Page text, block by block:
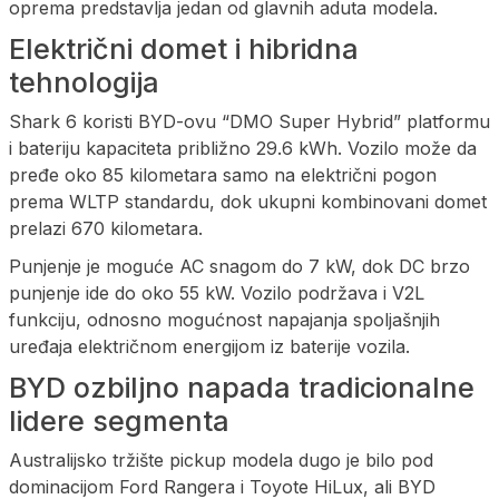
oprema predstavlja jedan od glavnih aduta modela.
Električni domet i hibridna
tehnologija
Shark 6 koristi BYD-ovu “DMO Super Hybrid” platformu
i bateriju kapaciteta približno 29.6 kWh. Vozilo može da
pređe oko 85 kilometara samo na električni pogon
prema WLTP standardu, dok ukupni kombinovani domet
prelazi 670 kilometara.
Punjenje je moguće AC snagom do 7 kW, dok DC brzo
punjenje ide do oko 55 kW. Vozilo podržava i V2L
funkciju, odnosno mogućnost napajanja spoljašnjih
uređaja električnom energijom iz baterije vozila.
BYD ozbiljno napada tradicionalne
lidere segmenta
Australijsko tržište pickup modela dugo je bilo pod
dominacijom Ford Rangera i Toyote HiLux, ali BYD